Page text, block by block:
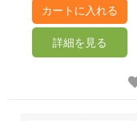
詳細を見る